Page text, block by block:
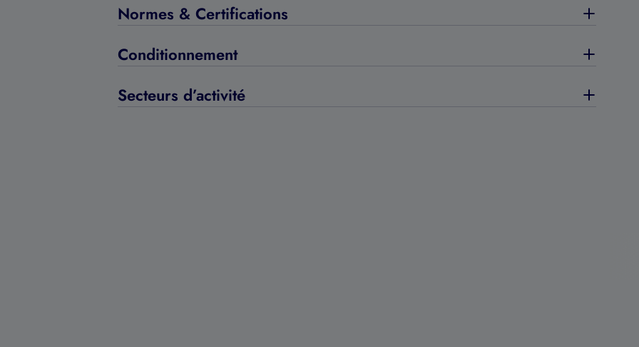
Normes & Certifications
Conditionnement
Secteurs d’activité